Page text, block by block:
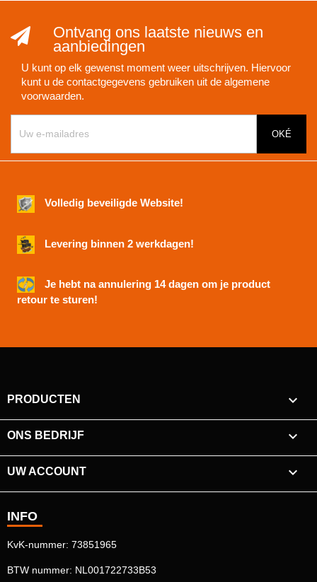
Ontvang ons laatste nieuws en
aanbiedingen
U kunt op elk gewenst moment weer uitschrijven. Hiervoor
kunt u de contactgegevens gebruiken uit de algemene
voorwaarden.
Volledig beveiligde Website!
Levering binnen 2 werkdagen!
Je hebt na annulering 14 dagen om je product
retour te sturen!
PRODUCTEN 
ONS BEDRIJF 
UW ACCOUNT 
INFO
KvK-nummer: 73851965
BTW nummer: NL001722733B53